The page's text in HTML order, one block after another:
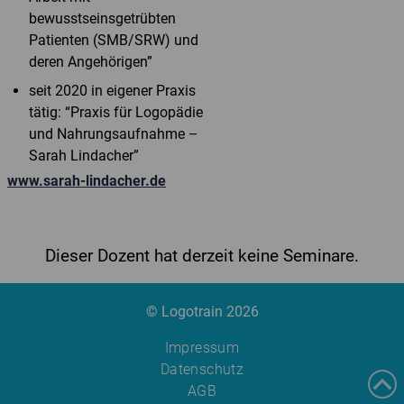
bewusstseinsgetrübten
Patienten (SMB/SRW) und
deren Angehörigen”
seit 2020 in eigener Praxis
tätig: “Praxis für Logopädie
und Nahrungsaufnahme –
Sarah Lindacher”
www.sarah-lindacher.de
Dieser Dozent hat derzeit keine Seminare.
© Logotrain 2026
Impressum
Datenschutz
AGB